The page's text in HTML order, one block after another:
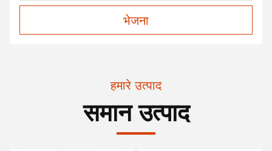
भेजना
हमारे उत्पाद
समान उत्पाद